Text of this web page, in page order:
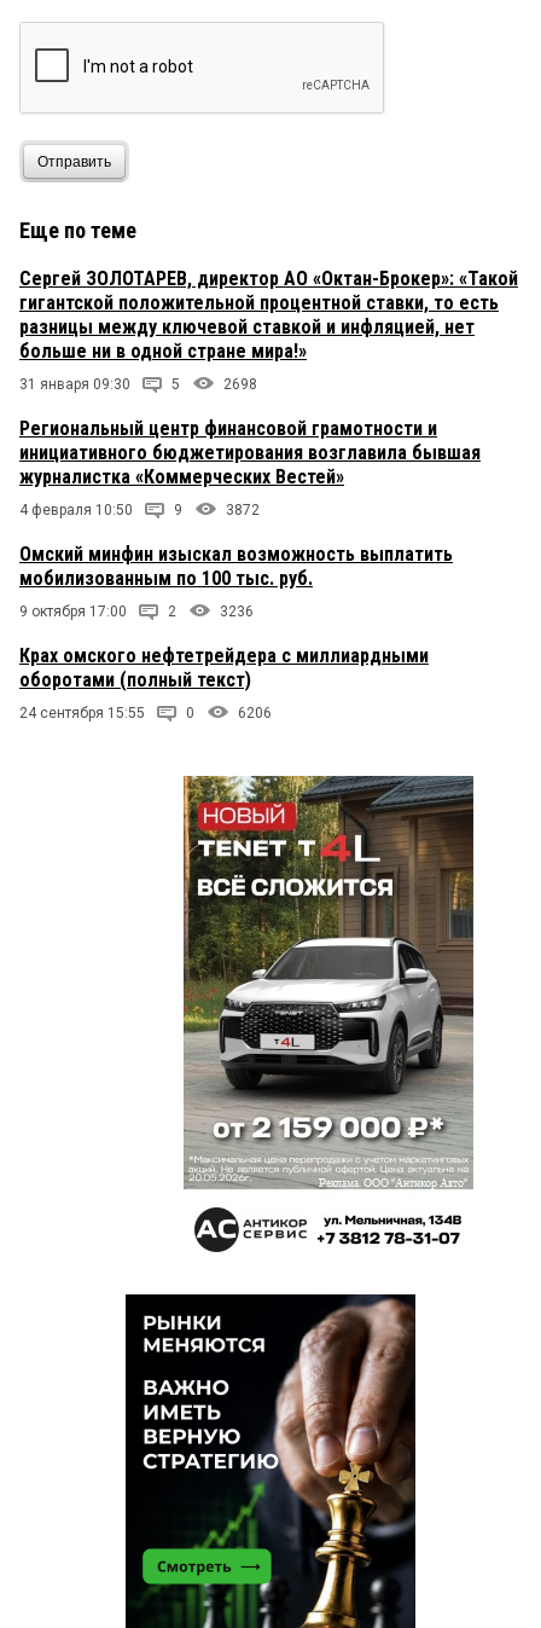
Отправить
Еще по теме
Сергей ЗОЛОТАРЕВ, директор АО «Октан-Брокер»: «Такой
гигантской положительной процентной ставки, то есть
разницы между ключевой ставкой и инфляцией, нет
больше ни в одной стране мира!»
31 января 09:30 5 2698
Региональный центр финансовой грамотности и
инициативного бюджетирования возглавила бывшая
журналистка «Коммерческих Вестей»
4 февраля 10:50 9 3872
Омский минфин изыскал возможность выплатить
мобилизованным по 100 тыс. руб.
9 октября 17:00 2 3236
Крах омского нефтетрейдера с миллиардными
оборотами (полный текст)
24 сентября 15:55 0 6206